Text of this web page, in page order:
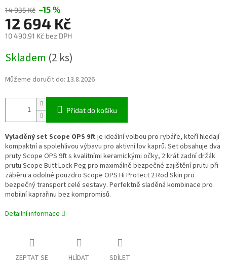
14 935 Kč –15 %
12 694 Kč
10 490,91 Kč bez DPH
cena:
Skladem (2 ks)
Můžeme doručit do: 13.8.2026
Přidat do košíku
Vyladěný set Scope OPS 9ft je ideální volbou pro rybáře, kteří hledají
kompaktní a spolehlivou výbavu pro aktivní lov kaprů. Set obsahuje dva
pruty Scope OPS 9ft s kvalitními keramickými očky, 2 krát zadní držák
prutu Scope Butt Lock Peg pro maximálně bezpečné zajištění prutu při
záběru a odolné pouzdro Scope OPS Hi Protect 2 Rod Skin pro
bezpečný transport celé sestavy. Perfektně sladěná kombinace pro
mobilní kaprařinu bez kompromisů.
Detailní informace
ZEPTAT SE HLÍDAT SDÍLET